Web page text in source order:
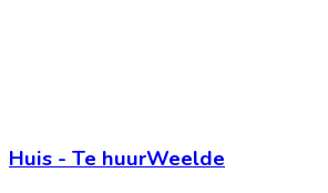
Huis - Te huurWeelde